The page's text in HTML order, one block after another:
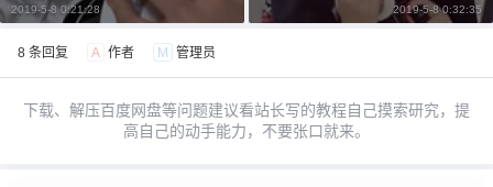
2019-5-8 0:21:28 2019-5-8 0:32:35
8 条回复 A 作者 M 管理员
下载、解压百度网盘等问题建议看站长写的教程自己摸索研究，提
高自己的动手能力，不要张口就来。